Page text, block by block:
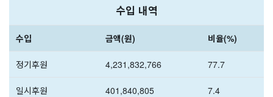
수입 내역
수입 금액(원) 비율(%)
정기후원 4,231,832,766 77.7
일시후원 401,840,805 7.4